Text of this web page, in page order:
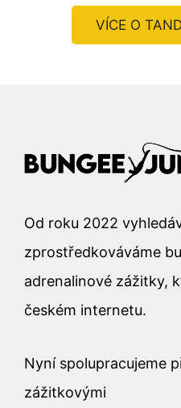
VÍCE O
Od roku 2022
zprostředkováváme
adrenalinové zážitky,
českém internetu.
Nyní spolupracujeme
zážitkovými